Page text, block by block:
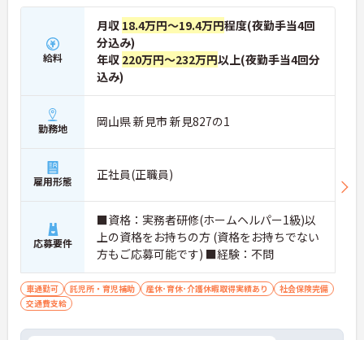
給料
月収 18.4万円～19.4万円程度(夜勤手当4回
分込み)
年収 220万円～232万円以上(夜勤手当4回分
込み)
勤務地 岡山県 新見市 新見827の1
雇用形態 正社員(正職員)
応募要件
■資格：実務者研修(ホームヘルパー1級)以
上の資格をお持ちの方 (資格をお持ちでない
方もご応募可能です) ■経験：不問
車通勤可 託児所・育児補助 産休･育休･介護休暇取得実績あり
社会保険完備
交通費支給